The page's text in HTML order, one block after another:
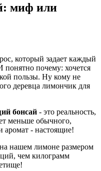
миф или
который задает каждый
понятно почему: хочется
пользы. Ну кому не
деревца лимончик для
бонсай - это реальность,
меньше обычного,
аромат - настоящие!
нашем лимоне размером
чем килограмм